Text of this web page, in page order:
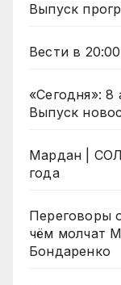
Выпуск
Вести в
«Сегодня»: 8
Выпуск
Мардан |
года
Переговоры
чём молчат
Бондаренко